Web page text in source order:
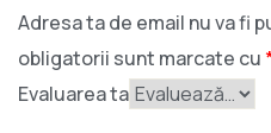
Adresa ta de email nu va fi
obligatorii sunt marcate cu
Evaluarea ta